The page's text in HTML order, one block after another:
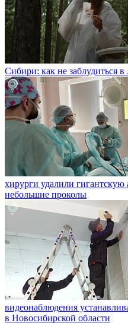
Сибири: как не заблудиться в
хирурги удалили гигантскую
небольшие проколы
видеонаблюдения
в Новосибирской области